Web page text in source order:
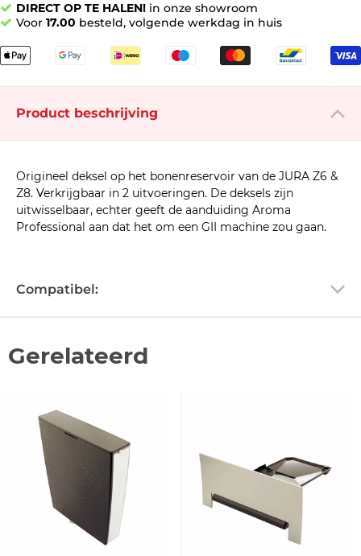
DIRECT OP TE HALEN! in onze showroom
Voor 17.00 besteld, volgende werkdag in huis
Product beschrijving
Origineel deksel op het bonenreservoir van de JURA Z6 &
Z8. Verkrijgbaar in 2 uitvoeringen. De deksels zijn
uitwisselbaar, echter geeft de aanduiding Aroma
Professional aan dat het om een GII machine zou gaan.
Compatibel:
Gerelateerd